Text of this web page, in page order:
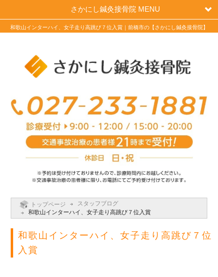
和歌山インターハイ、女子走り高跳び７位入賞｜前橋市の【さかにし鍼灸接骨院】
さかにし鍼灸接骨院 MENU
トップページ
スタッフブログ
和歌山インターハイ、女子走り高跳び７位入賞
和歌山インターハイ、女子走り高跳び７位
入賞